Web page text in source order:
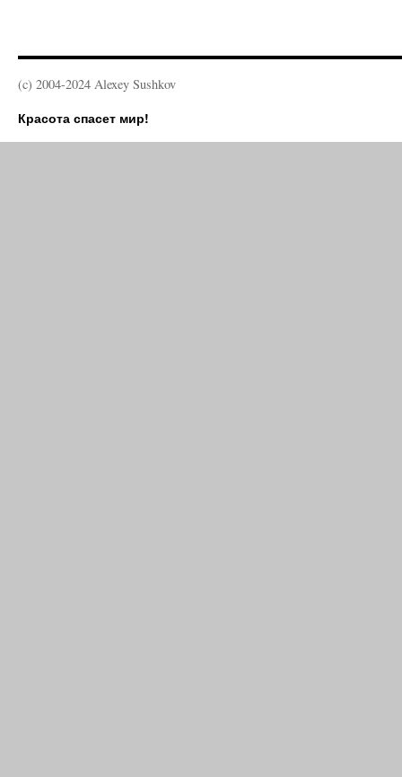
(c) 2004-2024 Alexey Sushkov
Красота спасет мир!